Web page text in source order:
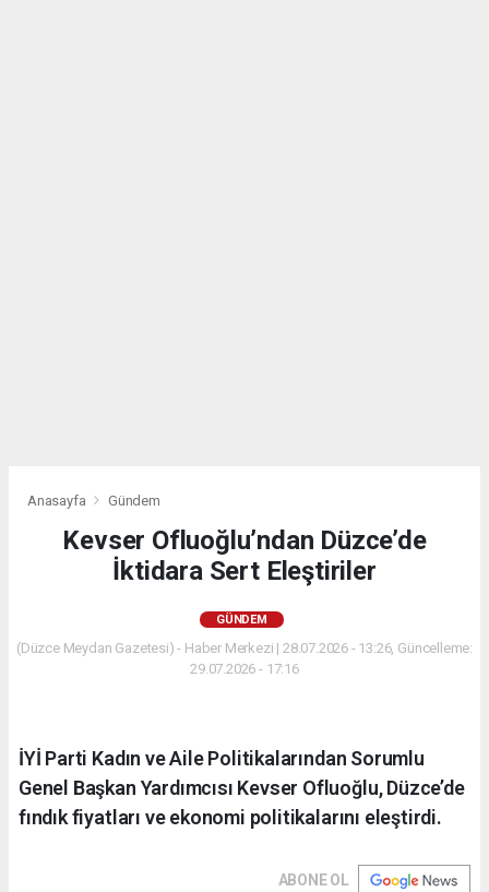
Anasayfa Gündem
Kevser Ofluoğlu’ndan Düzce’de
İktidara Sert Eleştiriler
GÜNDEM
(Düzce Meydan Gazetesi) - Haber Merkezi | 28.07.2026 - 13:26, Güncelleme:
29.07.2026 - 17:16
İYİ Parti Kadın ve Aile Politikalarından Sorumlu
Genel Başkan Yardımcısı Kevser Ofluoğlu, Düzce’de
fındık fiyatları ve ekonomi politikalarını eleştirdi.
ABONE OL